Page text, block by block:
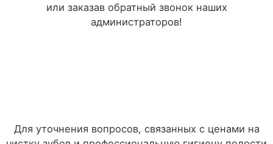
или заказав обратный звонок наших
администраторов!
Для уточнения вопросов, связанных с ценами на